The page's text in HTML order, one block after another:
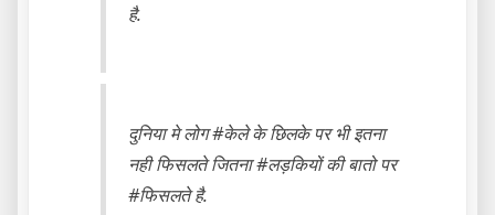
है.
दुनिया मे लोग ‪#‎केले‬ के छिलके पर भी इतना
नही फिसलते जितना ‪#‎लड़कियों‬ की बातो पर
‪#‎फिसलते‬ है.